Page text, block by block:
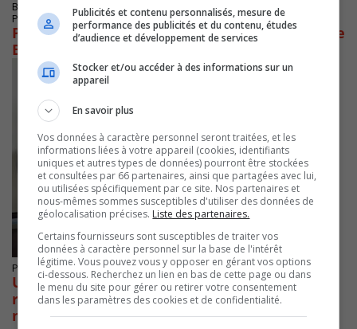
BROSSARD
Publié le 4 avril 2022 à 12h16
Projet d’expansion de l’École La Graduation de
Brossard
Publié le 13 février 2019 à 15h21
Une élève de 64 ans de Chambly se fait
remettre son diplôme secondaire par le
ministre de l’Éducation
Publicités et contenu personnalisés, mesure de
performance des publicités et du contenu, études
d’audience et développement de services
Stocker et/ou accéder à des informations sur un
appareil
En savoir plus
Vos données à caractère personnel seront traitées, et les
informations liées à votre appareil (cookies, identifiants
uniques et autres types de données) pourront être stockées
et consultées par 66 partenaires, ainsi que partagées avec lui,
ou utilisées spécifiquement par ce site. Nos partenaires et
nous-mêmes sommes susceptibles d'utiliser des données de
géolocalisation précises. Liste des partenaires.
Certains fournisseurs sont susceptibles de traiter vos
données à caractère personnel sur la base de l'intérêt
légitime. Vous pouvez vous y opposer en gérant vos options
ci-dessous. Recherchez un lien en bas de cette page ou dans
le menu du site pour gérer ou retirer votre consentement
dans les paramètres des cookies et de confidentialité.